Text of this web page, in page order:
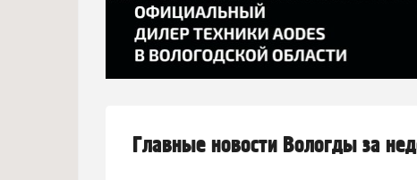
Главные новости Вологды за